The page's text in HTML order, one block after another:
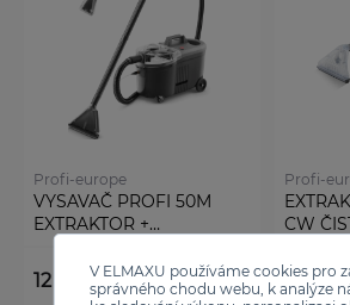
V ELMAXU používáme cookies pro
správného chodu webu, k analýze
Profi-europe
VYSAVAČ PROFI 50M
EXTRAKTOR +
12 990 Kč
Profi-
CW
15 990